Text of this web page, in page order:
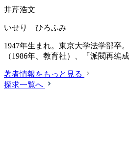
井芹浩文
いせり ひろふみ
1947年生まれ。東京大学法学部卒
（1986年、教育社）、『派閥再編
著者情報をもっと見る
探求一覧へ